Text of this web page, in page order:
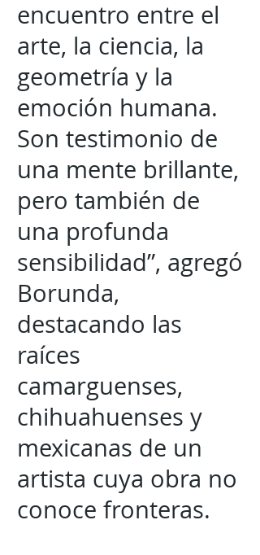
encuentro entre el
arte, la ciencia, la
geometría y la
emoción humana.
Son testimonio de
una mente brillante,
pero también de
una profunda
sensibilidad”, agregó
Borunda,
destacando las
raíces
camarguenses,
chihuahuenses y
mexicanas de un
artista cuya obra no
conoce fronteras.